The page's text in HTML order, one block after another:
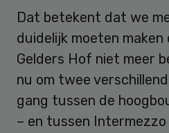
Dat betekent dat we
duidelijk moeten
Gelders Hof niet meer
nu om twee
gang tussen de
– en tussen